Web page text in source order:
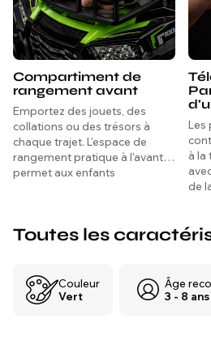
Compartiment de
rangement avant
Emportez des jouets, des
collations ou des trésors à
chaque trajet. L'espace de
rangement pratique à l'avant
permet aux enfants
amusant et autonome.
Les
à la
de
Toutes les
Couleur
Vert
Âge
3 - 8 ans